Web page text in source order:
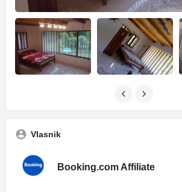
Vlasnik
Booking.com Affiliate